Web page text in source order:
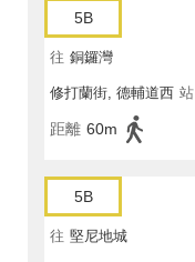
5B
往 銅鑼灣
修打蘭街, 德輔道西 站
距離 60m
5B
往 堅尼地城